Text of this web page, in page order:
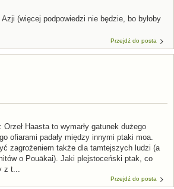
(więcej podpowiedzi nie będzie, bo byłoby
Przejdź do posta
Haasta to wymarły gatunek dużego
ofiarami padały między innymi ptaki moa.
zagrożeniem także dla tamtejszych ludzi (a
o Pouākai). Jaki plejstoceński ptak, co
z t...
Przejdź do posta